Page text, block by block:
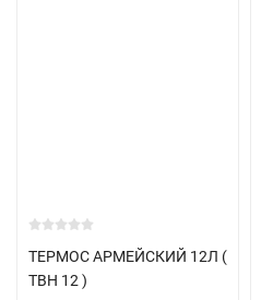
ТЕРМОС АРМЕЙСКИЙ 12Л (
ТВН 12 )